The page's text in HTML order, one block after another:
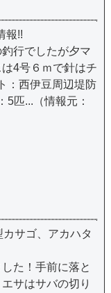
報!!
行でしたが夕マ
4号６ｍで針はチ
：西伊豆周辺堤防
5匹...（情報元：
サゴ、アカハタ
た！手前に落と
サはサバの切り